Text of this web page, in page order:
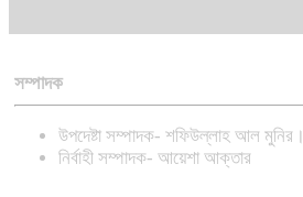
সম্পাদক
উপদেষ্টা সম্পাদক- শফিউল্লাহ আল মুনির।
নির্বাহী সম্পাদক- আয়েশা আক্তার